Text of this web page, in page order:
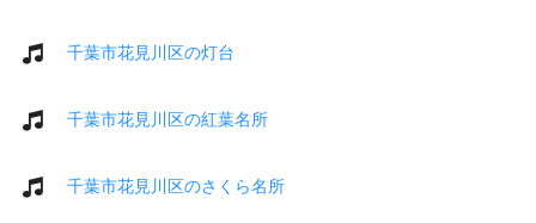
千葉市花見川区の灯台
千葉市花見川区の紅葉名所
千葉市花見川区のさくら名所